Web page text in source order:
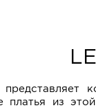
платья из